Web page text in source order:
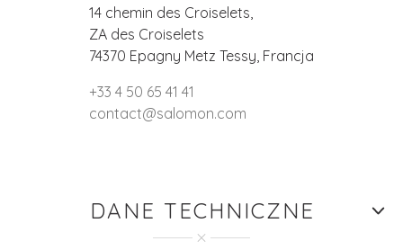
14 chemin des Croiselets,
ZA des Croiselets
74370 Epagny Metz Tessy, Francja
+33 4 50 65 41 41
contact@salomon.com
DANE TECHNICZNE